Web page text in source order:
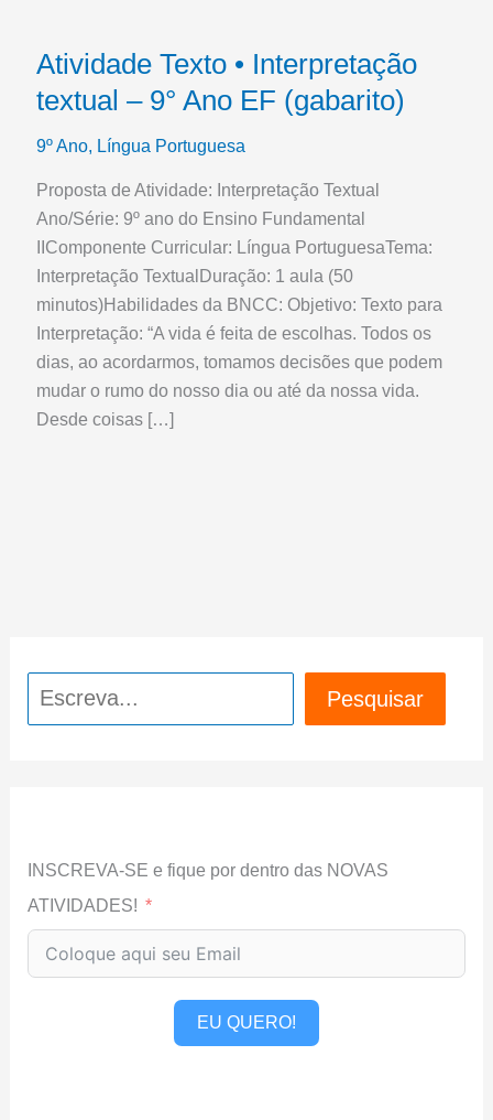
Atividade Texto • Interpretação
textual – 9° Ano EF (gabarito)
9º Ano, Língua Portuguesa
Proposta de Atividade: Interpretação Textual
Ano/Série: 9º ano do Ensino Fundamental
IIComponente Curricular: Língua PortuguesaTema:
Interpretação TextualDuração: 1 aula (50
minutos)Habilidades da BNCC: Objetivo: Texto para
Interpretação: “A vida é feita de escolhas. Todos os
dias, ao acordarmos, tomamos decisões que podem
mudar o rumo do nosso dia ou até da nossa vida.
Desde coisas […]
Pesquisar Pesquisar
INSCREVA-SE e fique por dentro das NOVAS
ATIVIDADES!
EU QUERO!